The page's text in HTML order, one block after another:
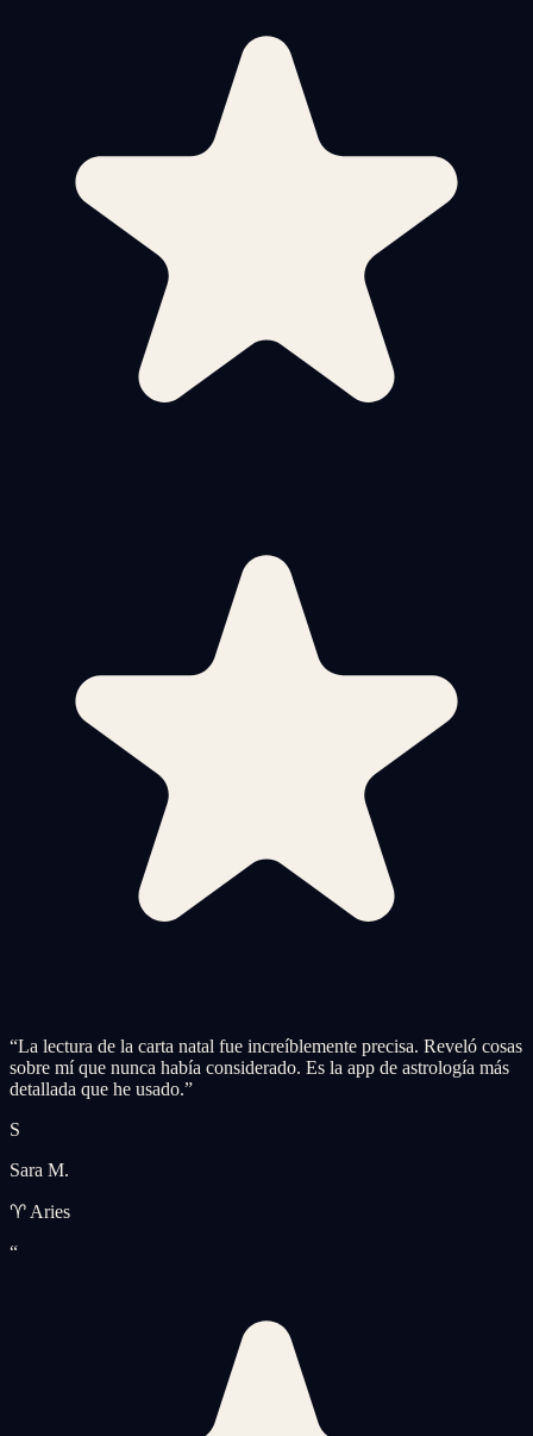
“La lectura de la carta natal fue increíblemente precisa. Reveló cosas
sobre mí que nunca había considerado. Es la app de astrología más
detallada que he usado.”
S
Sara M.
♈ Aries
“